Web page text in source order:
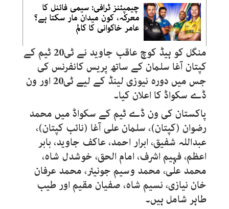
چیمپئنز ٹرافی: سیمی فائنل کا
معرکہ، کون میدان مار سکتا ہے؟
عامر خاکوانی کا کالم
منگل کو ہیڈ کوچ عاقب جاوید نے ٹی20 ٹیم کے
کپتان آغا سلمان کے ساتھ پریس کانفرنس کی
جس میں دورہ نیوزی لینڈ کے لیے ٹی20 اور ون
ڈے سکواڈ کا اعلان کیا۔
پاکستان کی ون ڈے ٹیم کے سکواڈ میں محمد
رضوان (کپتان)، سلمان علی آغا (نائب کپتان)،
عبداللہ شفیق، ابرار احمد، عاکف جاوید، بابر
اعظم، فہیم اشرف، امام الحق، خوشدل شاہ،
محمد علی، محمد وسیم جونیئر، محمد عرفان
خان نیازی، نسیم شاہ، صفیان مقیم اور طیب
طاہر شامل ہیں۔